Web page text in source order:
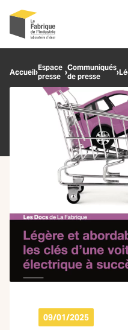
Recherche
Accueil›Espace
presse ›Communiqués
de presse
›
09/01/2025